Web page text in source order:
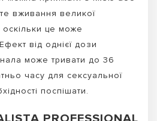
вживання великої
оскільки це може
від однієї дози
може тривати до 36
часу для сексуальної
поспішати.